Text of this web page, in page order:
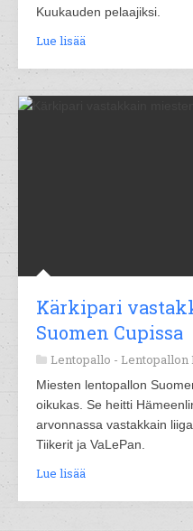
Kuukauden pelaajiksi.
Lue lisää
Kärkipari
Suomen Cupissa
Lentopallo - Lentopallon
Miesten lentopallon
oikukas. Se heitti
arvonnassa vastakkain
Tiikerit ja VaLePan.
Lue lisää